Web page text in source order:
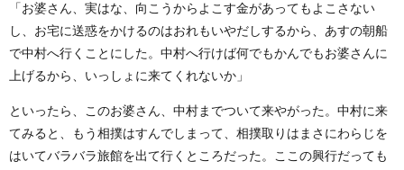
「お婆さん、実はな、向こうからよこす金があってもよこさない
し、お宅に送惑をかけるのはおれもいやだしするから、あすの朝船
で中村へ行くことにした。中村へ行けば何でもかんでもお婆さんに
上げるから、いっしょに来てくれないか」
といったら、このお婆さん、中村までついて来やがった。中村に来
てみると、もう相撲はすんでしまって、相撲取りはまさにわらじを
はいてバラバラ旅館を出て行くところだった。ここの興行だっても